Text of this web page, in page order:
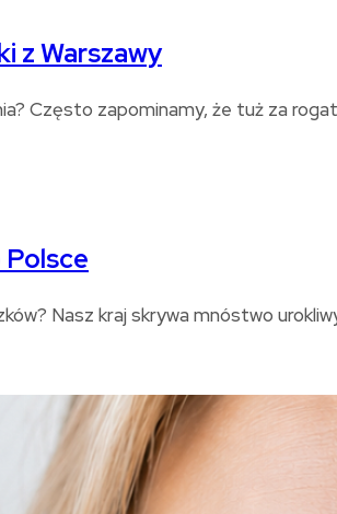
z Warszawy
Często zapominamy, że tuż za
Polsce
Nasz kraj skrywa mnóstwo